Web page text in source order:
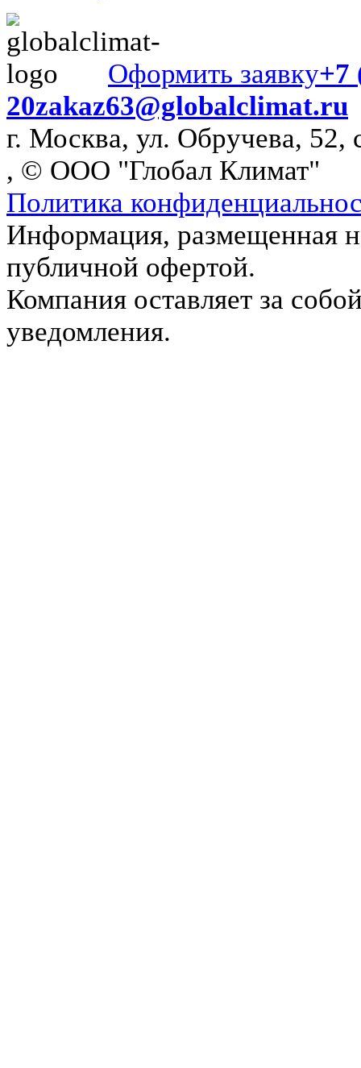
Оформить заявку+7
20zakaz63@globalclimat.ru
г. Москва, ул. Обручева, 52,
, © ООО "Глобал Климат"
Политика
Информация, размещенная
публичной офертой.
Компания оставляет за
уведомления.